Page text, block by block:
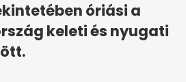
óriási a
keleti és nyugati